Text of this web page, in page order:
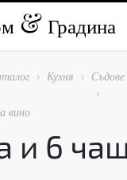
Градина
 Кухня 

вино
и 6